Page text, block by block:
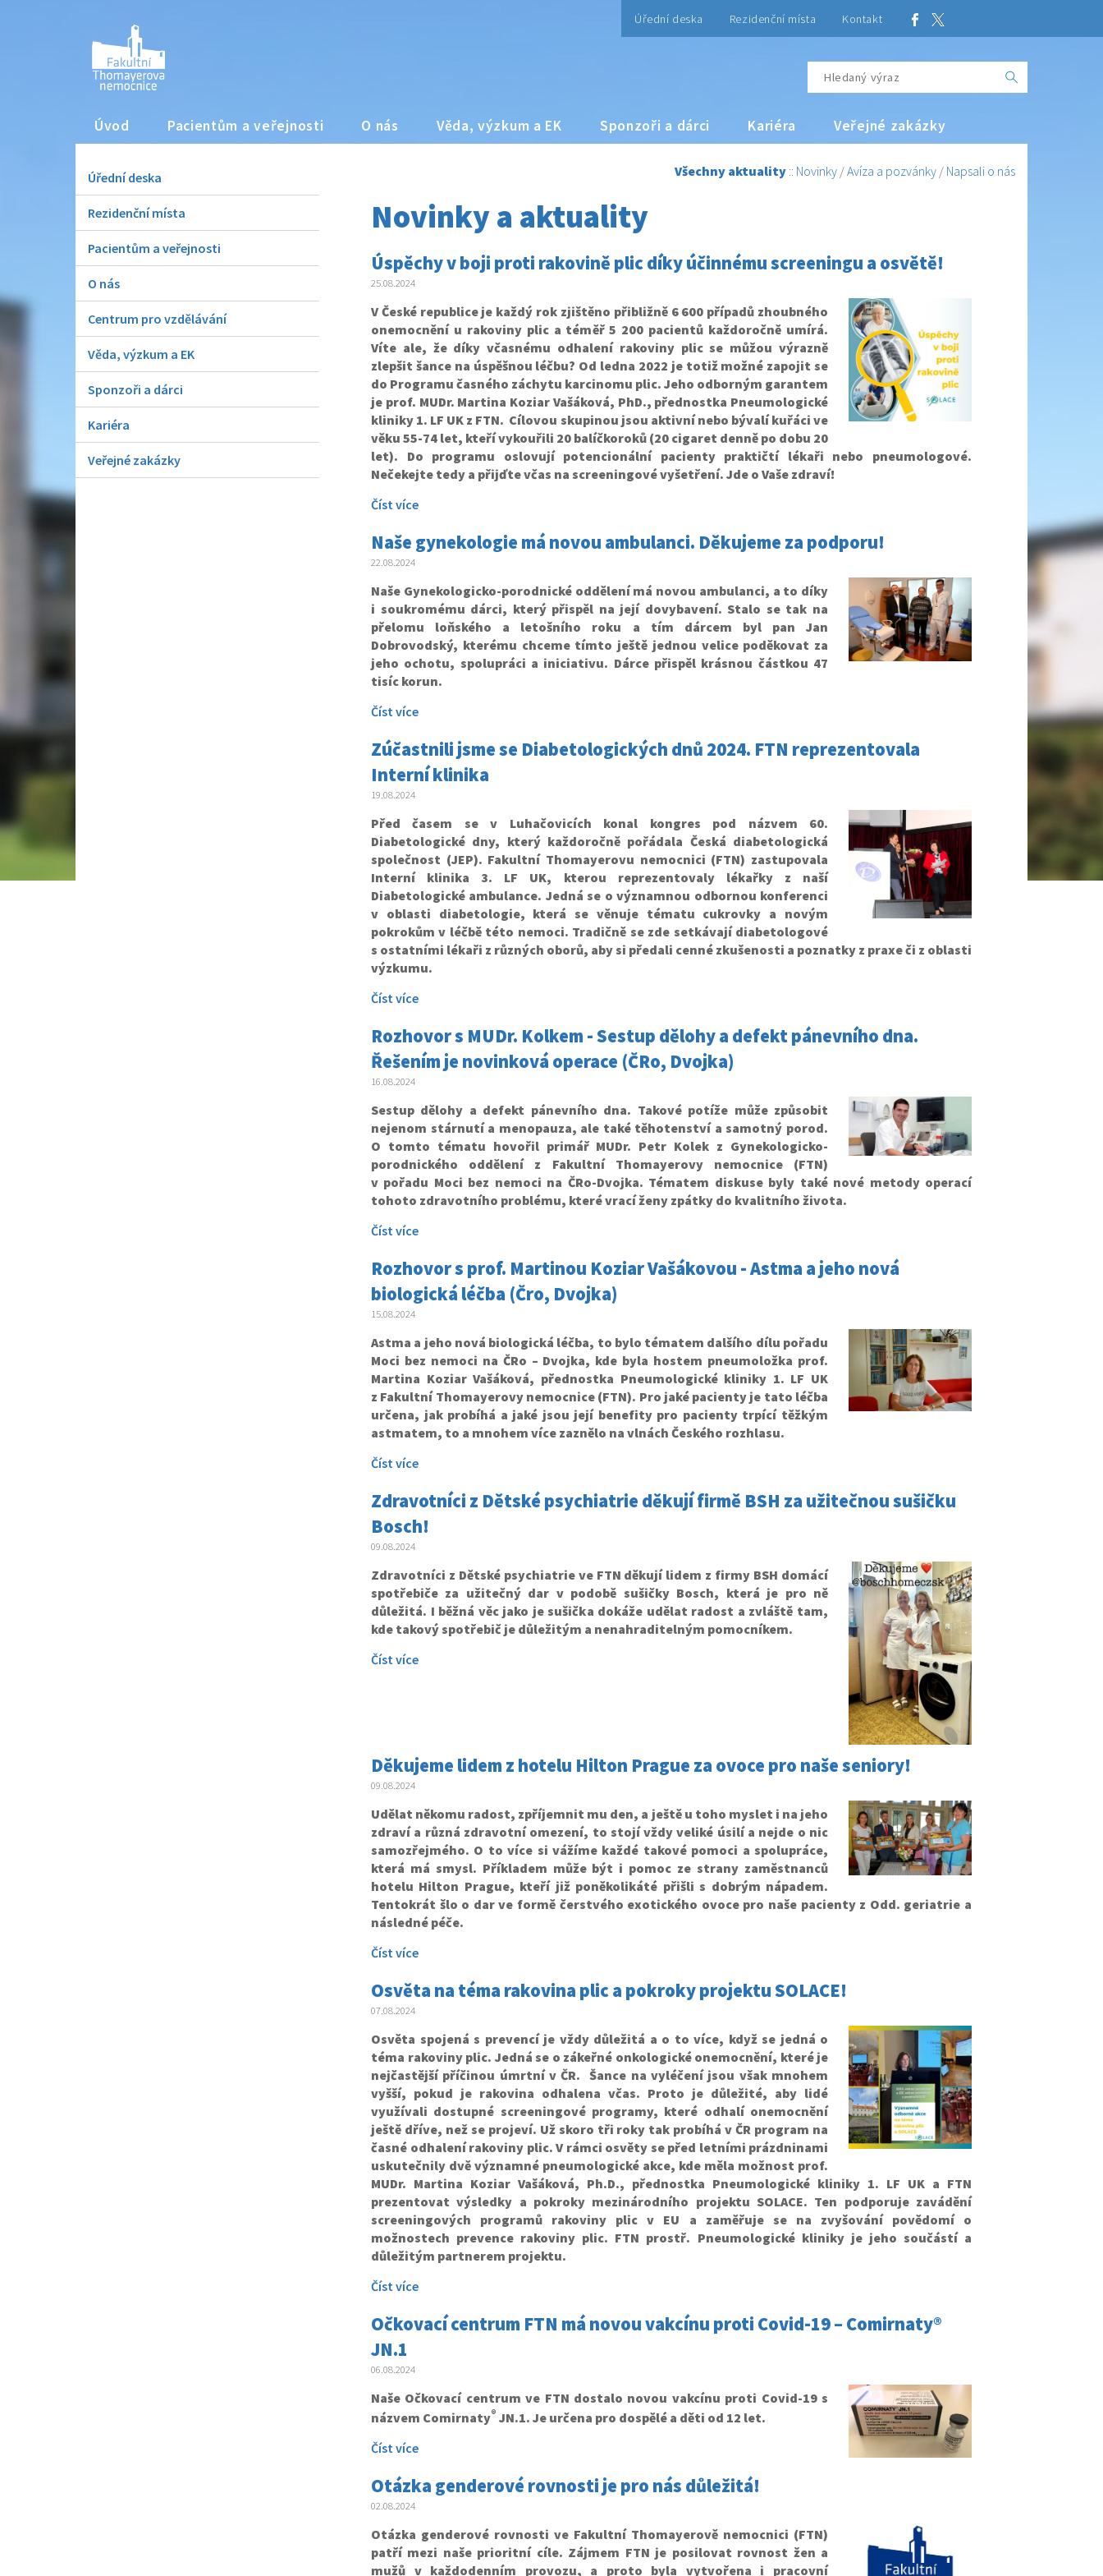
Úřední deska Rezidenční místa Kontakt
Úvod Pacientům a veřejnosti O nás Věda, výzkum a EK Sponzoři a dárci Kariéra Veřejné zakázky
Úřední deska
Rezidenční místa
Pacientům a veřejnosti
O nás
Centrum pro vzdělávání
Věda, výzkum a EK
Sponzoři a dárci
Kariéra
Veřejné zakázky
Všechny aktuality :: Novinky /Avíza a pozvánky / Napsali o nás
Novinky a aktuality
Úspěchy v boji proti rakovině plic díky účinnému screeningu a osvětě!
25.08.2024
V České republice je každý rok zjištěno přibližně 6 600 případů zhoubného
onemocnění u rakoviny plic a téměř 5 200 pacientů každoročně umírá.
Víte ale, že díky včasnému odhalení rakoviny plic se můžou výrazně
zlepšit šance na úspěšnou léčbu? Od ledna 2022 je totiž možné zapojit se
do Programu časného záchytu karcinomu plic. Jeho odborným garantem
je prof. MUDr. Martina Koziar Vašáková, PhD., přednostka Pneumologické
kliniky 1. LF UK z FTN. Cílovou skupinou jsou aktivní nebo bývalí kuřáci ve
věku 55-74 let, kteří vykouřili 20 balíčkoroků (20 cigaret denně po dobu 20
let). Do programu oslovují potencionální pacienty praktičtí lékaři nebo pneumologové.
Nečekejte tedy a přijďte včas na screeningové vyšetření. Jde o Vaše zdraví!
Číst více
Naše gynekologie má novou ambulanci. Děkujeme za podporu!
22.08.2024
Naše Gynekologicko-porodnické oddělení má novou ambulanci, a to díky
i soukromému dárci, který přispěl na její dovybavení. Stalo se tak na
přelomu loňského a letošního roku a tím dárcem byl pan Jan
Dobrovodský, kterému chceme tímto ještě jednou velice poděkovat za
jeho ochotu, spolupráci a iniciativu. Dárce přispěl krásnou částkou 47
tisíc korun.
Číst více
Zúčastnili jsme se Diabetologických dnů 2024. FTN reprezentovala
Interní klinika
19.08.2024
Před časem se v Luhačovicích konal kongres pod názvem 60.
Diabetologické dny, který každoročně pořádala Česká diabetologická
společnost (JEP). Fakultní Thomayerovu nemocnici (FTN) zastupovala
Interní klinika 3. LF UK, kterou reprezentovaly lékařky z naší
Diabetologické ambulance. Jedná se o významnou odbornou konferenci
v oblasti diabetologie, která se věnuje tématu cukrovky a novým
pokrokům v léčbě této nemoci. Tradičně se zde setkávají diabetologové
s ostatními lékaři z různých oborů, aby si předali cenné zkušenosti a poznatky z praxe či z oblasti
výzkumu.
Číst více
Rozhovor s MUDr. Kolkem - Sestup dělohy a defekt pánevního dna.
Řešením je novinková operace (ČRo, Dvojka)
16.08.2024
Sestup dělohy a defekt pánevního dna. Takové potíže může způsobit
nejenom stárnutí a menopauza, ale také těhotenství a samotný porod.
O tomto tématu hovořil primář MUDr. Petr Kolek z Gynekologicko-
porodnického oddělení z Fakultní Thomayerovy nemocnice (FTN)
v pořadu Moci bez nemoci na ČRo-Dvojka. Tématem diskuse byly také nové metody operací
tohoto zdravotního problému, které vrací ženy zpátky do kvalitního života.
Číst více
Rozhovor s prof. Martinou Koziar Vašákovou - Astma a jeho nová
biologická léčba (Čro, Dvojka)
15.08.2024
Astma a jeho nová biologická léčba, to bylo tématem dalšího dílu pořadu
Moci bez nemoci na ČRo – Dvojka, kde byla hostem pneumoložka prof.
Martina Koziar Vašáková, přednostka Pneumologické kliniky 1. LF UK
z Fakultní Thomayerovy nemocnice (FTN). Pro jaké pacienty je tato léčba
určena, jak probíhá a jaké jsou její benefity pro pacienty trpící těžkým
astmatem, to a mnohem více zaznělo na vlnách Českého rozhlasu.
Číst více
Zdravotníci z Dětské psychiatrie děkují firmě BSH za užitečnou sušičku
Bosch!
09.08.2024
Zdravotníci z Dětské psychiatrie ve FTN děkují lidem z firmy BSH domácí
spotřebiče za užitečný dar v podobě sušičky Bosch, která je pro ně
důležitá. I běžná věc jako je sušička dokáže udělat radost a zvláště tam,
kde takový spotřebič je důležitým a nenahraditelným pomocníkem.
Číst více
Děkujeme lidem z hotelu Hilton Prague za ovoce pro naše seniory!
09.08.2024
Udělat někomu radost, zpříjemnit mu den, a ještě u toho myslet i na jeho
zdraví a různá zdravotní omezení, to stojí vždy veliké úsilí a nejde o nic
samozřejmého. O to více si vážíme každé takové pomoci a spolupráce,
která má smysl. Příkladem může být i pomoc ze strany zaměstnanců
hotelu Hilton Prague, kteří již poněkolikáté přišli s dobrým nápadem.
Tentokrát šlo o dar ve formě čerstvého exotického ovoce pro naše pacienty z Odd. geriatrie a
následné péče.
Číst více
Osvěta na téma rakovina plic a pokroky projektu SOLACE!
07.08.2024
Osvěta spojená s prevencí je vždy důležitá a o to více, když se jedná o
téma rakoviny plic. Jedná se o zákeřné onkologické onemocnění, které je
nejčastější příčinou úmrtní v ČR. Šance na vyléčení jsou však mnohem
vyšší, pokud je rakovina odhalena včas. Proto je důležité, aby lidé
využívali dostupné screeningové programy, které odhalí onemocnění
ještě dříve, než se projeví. Už skoro tři roky tak probíhá v ČR program na
časné odhalení rakoviny plic. V rámci osvěty se před letními prázdninami
uskutečnily dvě významné pneumologické akce, kde měla možnost prof.
MUDr. Martina Koziar Vašáková, Ph.D., přednostka Pneumologické kliniky 1. LF UK a FTN
prezentovat výsledky a pokroky mezinárodního projektu SOLACE. Ten podporuje zavádění
screeningových programů rakoviny plic v EU a zaměřuje se na zvyšování povědomí o
možnostech prevence rakoviny plic. FTN prostř. Pneumologické kliniky je jeho součástí a
důležitým partnerem projektu.
Číst více
Očkovací centrum FTN má novou vakcínu proti Covid-19 – Comirnaty®
JN.1
06.08.2024
Naše Očkovací centrum ve FTN dostalo novou vakcínu proti Covid-19 s
názvem Comirnaty® JN.1. Je určena pro dospělé a děti od 12 let.
Číst více
Otázka genderové rovnosti je pro nás důležitá!
02.08.2024
Otázka genderové rovnosti ve Fakultní Thomayerově nemocnici (FTN)
patří mezi naše prioritní cíle. Zájmem FTN je posilovat rovnost žen a
mužů v každodenním provozu, a proto byla vytvořena i pracovní